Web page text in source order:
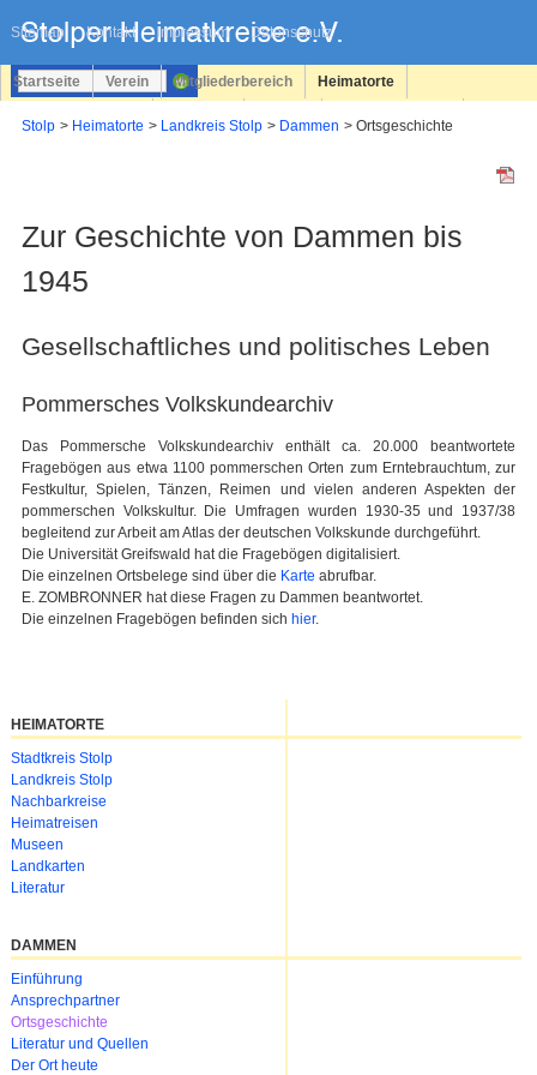
Sitemap Kontakt Impressum Datenschutz
überspringen
Startseite Verein Mitgliederbereich Heimatorte
Stolp Heimatorte Landkreis Stolp Dammen Ortsgeschichte
Zur Geschichte von Dammen bis
1945
Gesellschaftliches und politisches Leben
Pommersches Volkskundearchiv
Das Pommersche Volkskundearchiv enthält ca. 20.000 beantwortete
Fragebögen aus etwa 1100 pommerschen Orten zum Erntebrauchtum, zur
Festkultur, Spielen, Tänzen, Reimen und vielen anderen Aspekten der
pommerschen Volkskultur. Die Umfragen wurden 1930-35 und 1937/38
begleitend zur Arbeit am Atlas der deutschen Volkskunde durchgeführt.
Die Universität Greifswald hat die Fragebögen digitalisiert.
Die einzelnen Ortsbelege sind über die Karte abrufbar.
E. ZOMBRONNER hat diese Fragen zu Dammen beantwortet.
Die einzelnen Fragebögen befinden sich hier.
HEIMATORTE
Navigation
überspringen
Stadtkreis Stolp
Landkreis Stolp
Nachbarkreise
Heimatreisen
Museen
Landkarten
Literatur
DAMMEN
Navigation
überspringen
Einführung
Ansprechpartner
Ortsgeschichte
Literatur und Quellen
Der Ort heute